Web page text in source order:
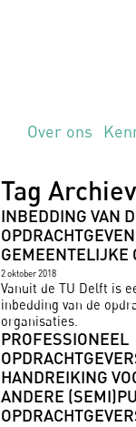
Over ons
Tag
INBEDDING VAN
GEMEENTELIJKE
2 oktober 2018
Vanuit de TU Delft is
inbedding van de
organisaties.
PROFESSIONEEL
HANDREIKING
ANDERE